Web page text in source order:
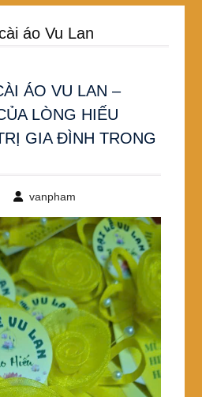
áo Vu Lan
ÁO VU LAN –
LÒNG HIẾU
GIA ĐÌNH TRONG
vanpham